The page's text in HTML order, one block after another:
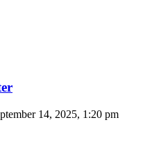
14, 2025, 1:20 pm